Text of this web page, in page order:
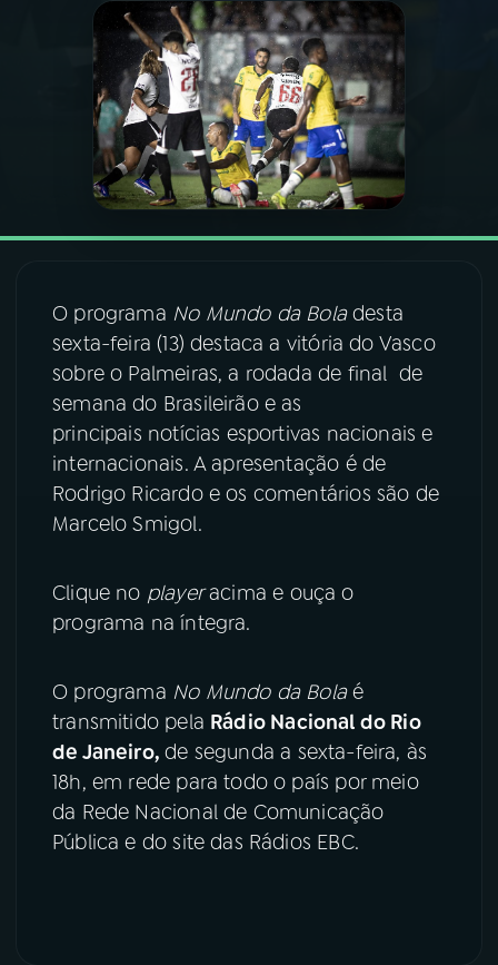
PROGRAMAS
PODCASTS
VIDEOCASTS
08FESTIVAL DE MÚSICA
ACOMPANHE A RÁDIO NACIONAL
YouTube Facebook
Instagram
TikTok
O programa No Mundo da Boladesta
sexta-feira (13) destaca a vitória do Vasco
sobre o Palmeiras, a rodada de final de
semana do Brasileirão e as
principais notícias esportivas nacionais e
internacionais. A apresentação é de
Rodrigo Ricardo e os comentários são de
Marcelo Smigol.
Clique no playeracima e ouça o
programa na íntegra.
O programa No Mundo da Bolaé
transmitido pela Rádio Nacional do Rio
de Janeiro,de segunda a sexta-feira, às
18h, em rede para todo o país por meio
da Rede Nacional de Comunicação
Pública e do site das Rádios EBC.